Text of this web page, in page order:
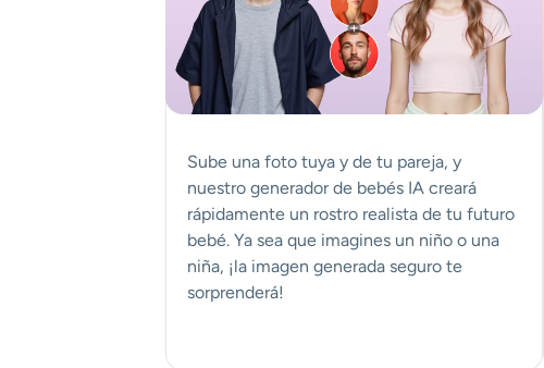
Sube una foto tuya y de tu pareja, y
nuestro generador de bebés IA creará
rápidamente un rostro realista de tu futuro
bebé. Ya sea que imagines un niño o una
niña, ¡la imagen generada seguro te
sorprenderá!